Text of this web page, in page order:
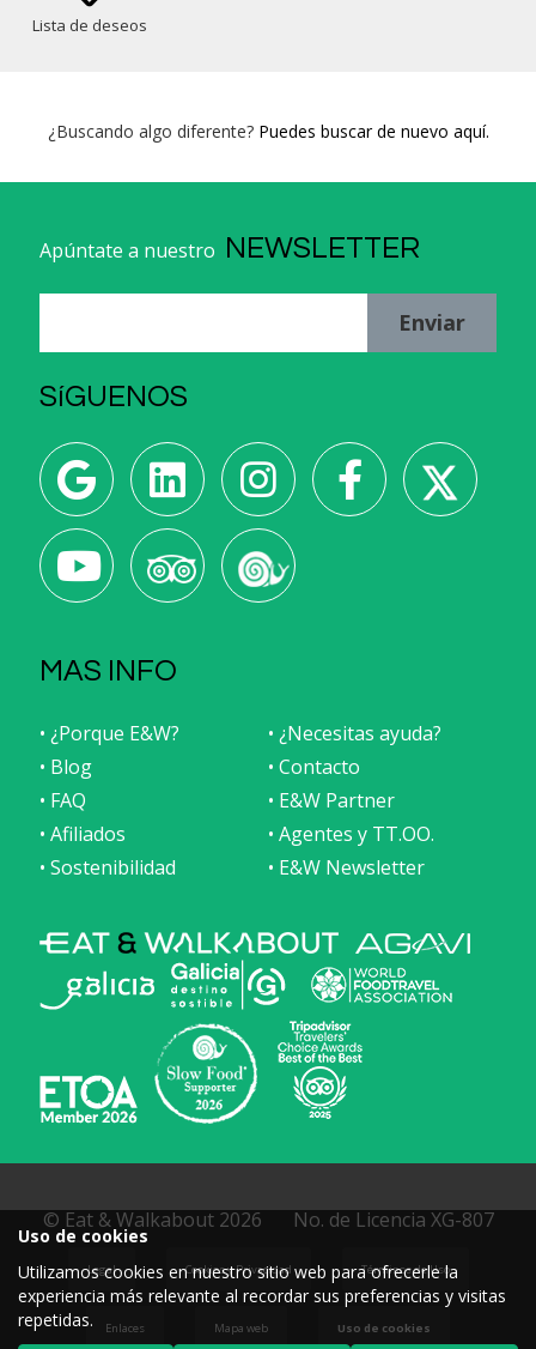
Lista de deseos
¿Buscando algo diferente? Puedes buscar de nuevo aquí.
Apúntate a nuestro NEWSLETTER
Enviar
SíGUENOS
MAS INFO
• ¿Porque E&W?
• ¿Necesitas ayuda?
• Blog
• Contacto
• FAQ
• E&W Partner
• Afiliados
• Agentes y TT.OO.
• Sostenibilidad
• E&W Newsletter
© Eat & Walkabout 2026 No. de Licencia XG-807
Legal Cookies y Privacidad Términos de Uso
Enlaces Mapa web Uso de cookies
Uso de cookies
Utilizamos cookies en nuestro sitio web para ofrecerle la
experiencia más relevante al recordar sus preferencias y visitas
repetidas.